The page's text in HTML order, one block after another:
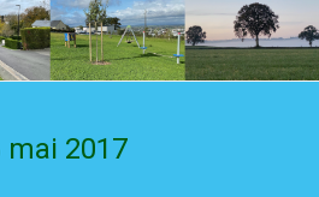
mai 2017